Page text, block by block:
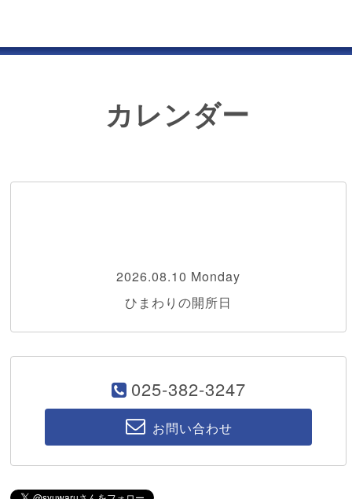
カレンダー
2026.08.10 Monday
ひまわりの開所日
025-382-3247
お問い合わせ